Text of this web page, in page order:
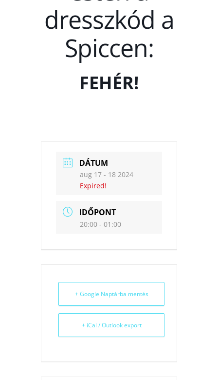
dresszkód a
Spiccen:
FEHÉR!
DÁTUM
aug 17 - 18 2024
Expired!
IDŐPONT
20:00 - 01:00
+ Google Naptárba mentés
+ iCal / Outlook export